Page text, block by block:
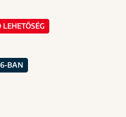
LEHETŐSÉG
BAN